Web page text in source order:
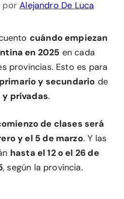
porAlejandro De Luca
cuándo empiezan
en 2025 en cada
provincias. Esto es para
y secundario de
privadas.
de clases será
y el 5 de marzo. Y las
hasta el 12 o el 26 de
, según la provincia.